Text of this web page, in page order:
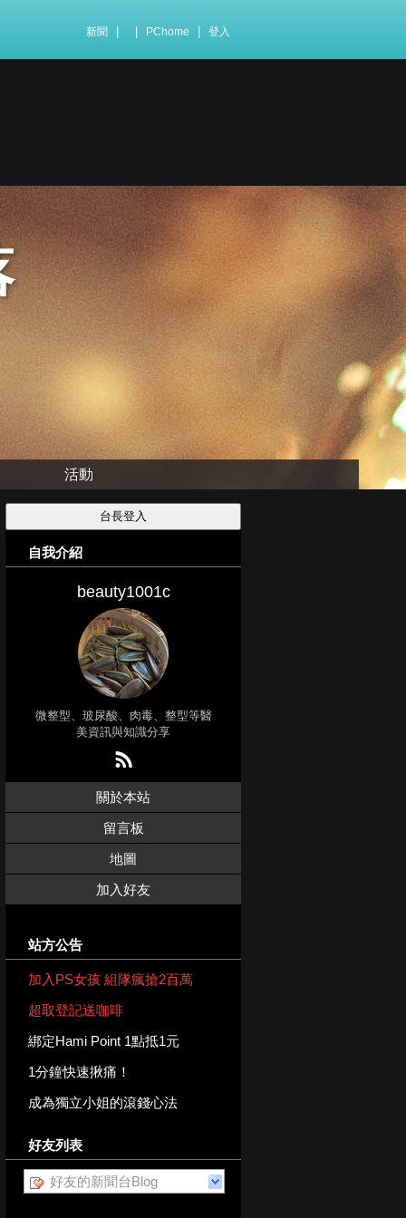
新聞 PChome 登入
活動
自我介紹
beauty1001c
微整型、玻尿酸、肉毒、整型等醫
美資訊與知識分享
關於本站
留言板
地圖
加入好友
站方公告
加入PS女孩 組隊瘋搶2百萬
超取登記送咖啡
綁定Hami Point 1點抵1元
1分鐘快速揪痛！
成為獨立小姐的滾錢心法
好友列表
好友的新聞台Blog